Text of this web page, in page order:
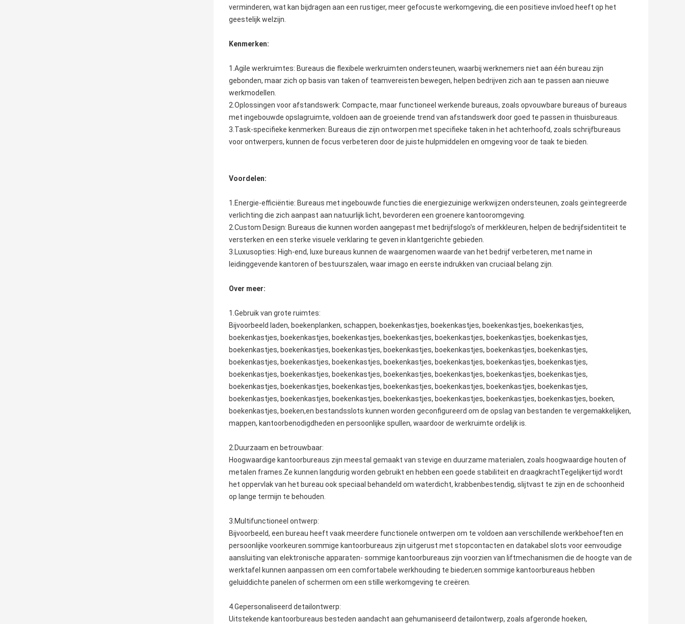
verminderen, wat kan bijdragen aan een rustiger, meer gefocuste werkomgeving, die een positieve invloed heeft op het
geestelijk welzijn.
Kenmerken:
1.Agile werkruimtes: Bureaus die flexibele werkruimten ondersteunen, waarbij werknemers niet aan één bureau zijn
gebonden, maar zich op basis van taken of teamvereisten bewegen, helpen bedrijven zich aan te passen aan nieuwe
werkmodellen.
2.Oplossingen voor afstandswerk: Compacte, maar functioneel werkende bureaus, zoals opvouwbare bureaus of bureaus
met ingebouwde opslagruimte, voldoen aan de groeiende trend van afstandswerk door goed te passen in thuisbureaus.
3.Task-specifieke kenmerken: Bureaus die zijn ontworpen met specifieke taken in het achterhoofd, zoals schrijfbureaus
voor ontwerpers, kunnen de focus verbeteren door de juiste hulpmiddelen en omgeving voor de taak te bieden.
Voordelen:
1.Energie-efficiëntie: Bureaus met ingebouwde functies die energiezuinige werkwijzen ondersteunen, zoals geïntegreerde
verlichting die zich aanpast aan natuurlijk licht, bevorderen een groenere kantooromgeving.
2.Custom Design: Bureaus die kunnen worden aangepast met bedrijfslogo's of merkkleuren, helpen de bedrijfsidentiteit te
versterken en een sterke visuele verklaring te geven in klantgerichte gebieden.
3.Luxusopties: High-end, luxe bureaus kunnen de waargenomen waarde van het bedrijf verbeteren, met name in
leidinggevende kantoren of bestuurszalen, waar imago en eerste indrukken van cruciaal belang zijn.
Over meer:
1.Gebruik van grote ruimtes:
Bijvoorbeeld laden, boekenplanken, schappen, boekenkastjes, boekenkastjes, boekenkastjes, boekenkastjes,
boekenkastjes, boekenkastjes, boekenkastjes, boekenkastjes, boekenkastjes, boekenkastjes, boekenkastjes,
boekenkastjes, boekenkastjes, boekenkastjes, boekenkastjes, boekenkastjes, boekenkastjes, boekenkastjes,
boekenkastjes, boekenkastjes, boekenkastjes, boekenkastjes, boekenkastjes, boekenkastjes, boekenkastjes,
boekenkastjes, boekenkastjes, boekenkastjes, boekenkastjes, boekenkastjes, boekenkastjes, boekenkastjes,
boekenkastjes, boekenkastjes, boekenkastjes, boekenkastjes, boekenkastjes, boekenkastjes, boekenkastjes,
boekenkastjes, boekenkastjes, boekenkastjes, boekenkastjes, boekenkastjes, boekenkastjes, boekenkastjes, boeken,
boekenkastjes, boeken,en bestandsslots kunnen worden geconfigureerd om de opslag van bestanden te vergemakkelijken,
mappen, kantoorbenodigdheden en persoonlijke spullen, waardoor de werkruimte ordelijk is.
2.Duurzaam en betrouwbaar:
Hoogwaardige kantoorbureaus zijn meestal gemaakt van stevige en duurzame materialen, zoals hoogwaardige houten of
metalen frames.Ze kunnen langdurig worden gebruikt en hebben een goede stabiliteit en draagkrachtTegelijkertijd wordt
het oppervlak van het bureau ook speciaal behandeld om waterdicht, krabbenbestendig, slijtvast te zijn en de schoonheid
op lange termijn te behouden.
3.Multifunctioneel ontwerp:
Bijvoorbeeld, een bureau heeft vaak meerdere functionele ontwerpen om te voldoen aan verschillende werkbehoeften en
persoonlijke voorkeuren.sommige kantoorbureaus zijn uitgerust met stopcontacten en datakabel slots voor eenvoudige
aansluiting van elektronische apparaten- sommige kantoorbureaus zijn voorzien van liftmechanismen die de hoogte van de
werktafel kunnen aanpassen om een comfortabele werkhouding te bieden;en sommige kantoorbureaus hebben
geluiddichte panelen of schermen om een stille werkomgeving te creëren.
4.Gepersonaliseerd detailontwerp:
Uitstekende kantoorbureaus besteden aandacht aan gehumaniseerd detailontwerp, zoals afgeronde hoeken,